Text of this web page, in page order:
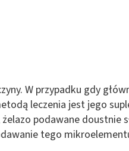
W przypadku gdy
leczenia jest jego
podawane doustnie
tego